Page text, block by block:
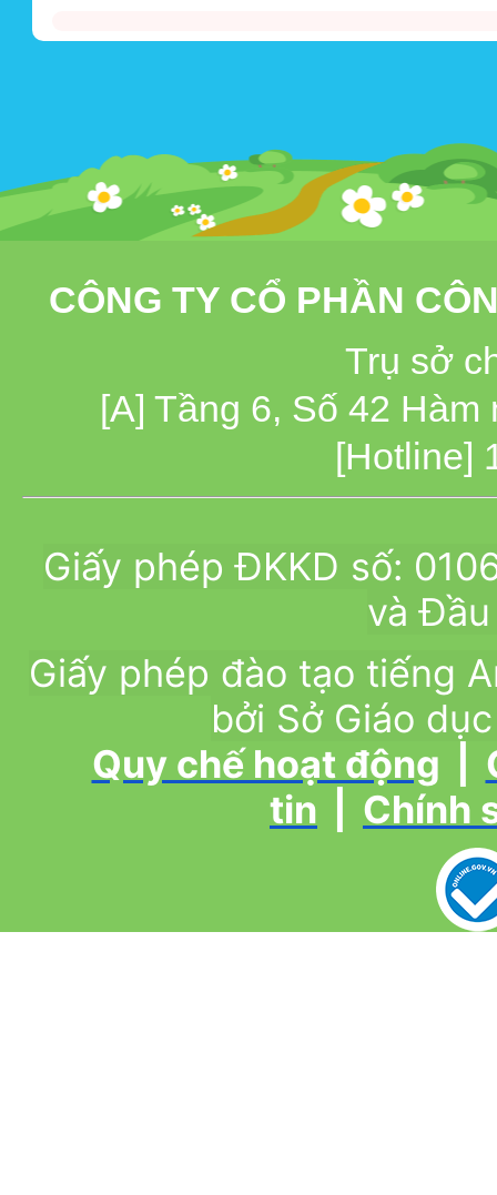
CÔNG TY CỔ PHẦN
Trụ sở
[A] Tầng 6, Số 42
[Hotline]
Giấy phép ĐKKD số:
và
Giấy phép đào tạo tiếng
bởi Sở Giáo
Quy chế hoạt động
tin
Chính